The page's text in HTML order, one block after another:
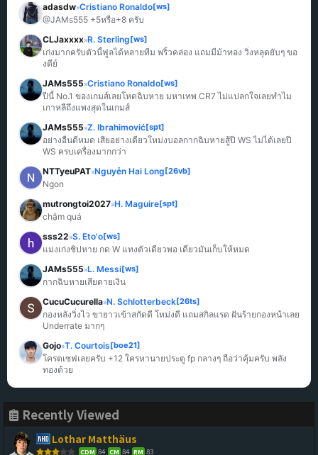
adasdw»Cristiano Ronaldo[ws]
@JAMs555 +5หรือ+8 ครับ
CLJaxxxx»R. Sterling[ws]
เก่งมากครับตัวนี้ฟูลได้หลายทีม พริ้วคล่อง แถมมีม้าทอง วิ่งหลุดยับๆ ขอ
งดีย์
JAMs555»Cristiano Ronaldo[ws]
ปีนี้ No.1 ของเกมส์เลยโหดฉิบหาย มหาเทพ CR7 ไม่แปลกใจเลยทำไม
เกาหลีถึงแพงสุดในเกมส์
JAMs555»Z. Ibrahimović[spt]
อย่างอื่นดีหมด เสียอย่างเดียวโหม่งบอลกากฉิบหายสู้ปี WS ไม่ได้เลยปี
WS ครบเครื่องมากกว่า
NTTyeuPAT»Nguyễn Hai Long [26vb]
Ngon
mutrongtoi2027»H. Maguire[spt]
chậm quá
sss22»S. Eto'o[ws]
แม่งเก่งชิปหาย กด W แทงตัวเดียวพอ เดี๋ยวมันเก็บให้หมด
JAMs555»L. Messi[ws]
กากฉิบหายเสียดายเงิน
CucuCucurella»N. Schlotterbeck[26ts]
กองหลังวิ่งไว ขายาวเข้าสกัดดี โหม่งดี แถมสกิลแรด ฝันร้ายกองหน้าเลย
Underrate มากๆ
Gojo»T. Courtois[boe21]
โครตเซฟเลยครับ +12 ใครหานายประตู fp กลางๆ ถือว่าคุ้มครับ พลัง
ทองด้วย
Recently Viewed
Lothar Matthäus
CDM 84 CM 84 RM 83